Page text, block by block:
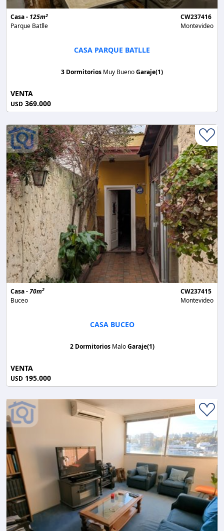
Casa - 125m2
Parque Batlle
CW237416
Montevideo
CASA PARQUE BATLLE
3 Dormitorios Muy BuenoGaraje(1)
VENTA
USD 369.000
Casa -70m2
Buceo
CW237415
Montevideo
CASA BUCEO
2 Dormitorios MaloGaraje(1)
VENTA
USD 195.000